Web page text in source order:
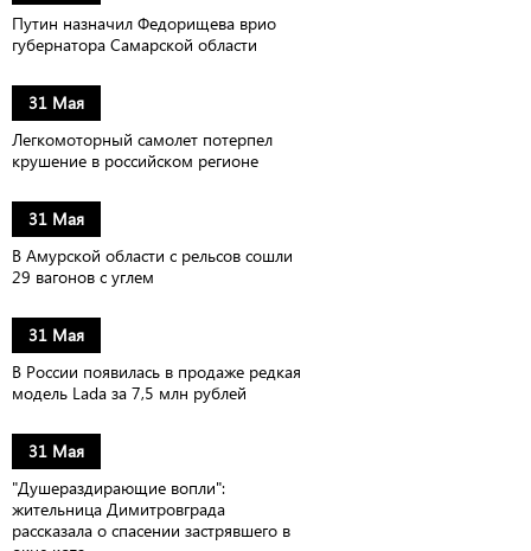
Путин назначил Федорищева врио
губернатора Самарской области
31 Мая
Легкомоторный самолет потерпел
крушение в российском регионе
31 Мая
В Амурской области с рельсов сошли
29 вагонов с углем
31 Мая
В России появилась в продаже редкая
модель Lada за 7,5 млн рублей
31 Мая
"Душераздирающие вопли":
жительница Димитровграда
рассказала о спасении застрявшего в